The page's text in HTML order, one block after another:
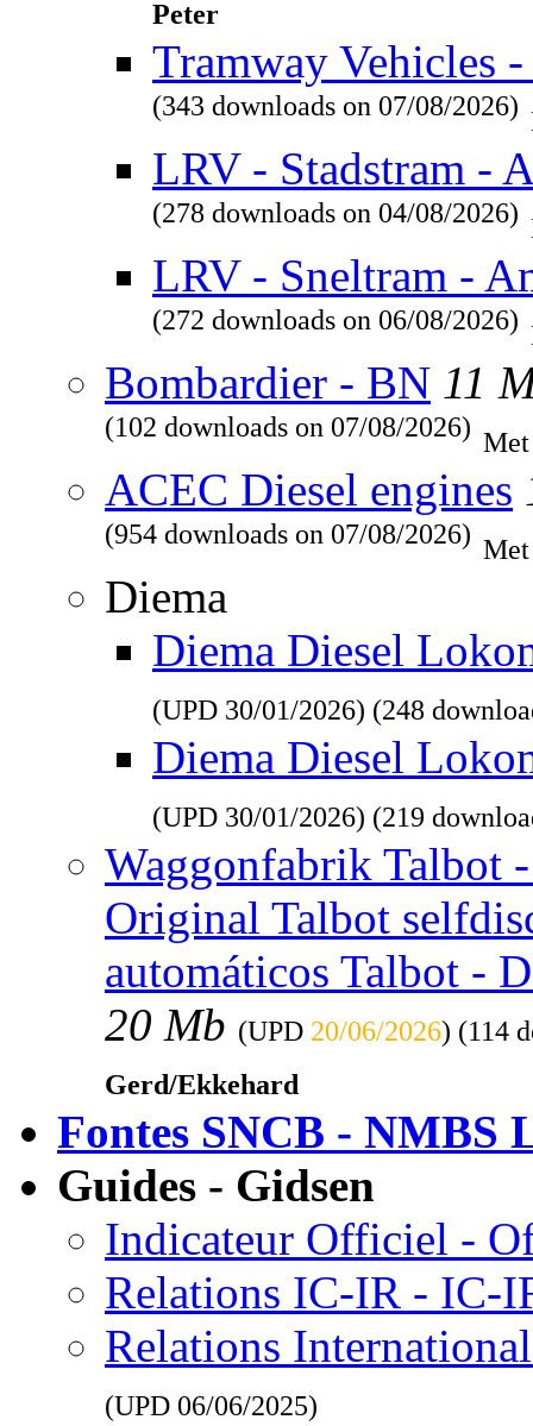
Peter
Tramway Vehicles
(343 downloads on 07/08/2026)
LRV - Stadstram -
(278 downloads on 04/08/2026)
LRV - Sneltram -
(272 downloads on 06/08/2026)
Bombardier - BN 11
(102 downloads on 07/08/2026)
ACEC Diesel engines
(954 downloads on 07/08/2026)
Diema
Diema Diesel
(UPD 30/01/2026) (248
Diema Diesel
(UPD 30/01/2026) (219
Waggonfabrik Talbot
Original Talbot
automáticos Talbot -
20 Mb (UPD 20/06/2026) (114
Gerd/Ekkehard
Fontes SNCB - NMBS
Guides - Gidsen
Indicateur Officiel -
Relations IC-IR - IC-
Relations
(UPD 06/06/2025)